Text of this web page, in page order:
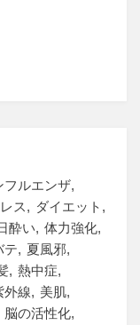
フルエンザ
ス
ダイエット
酔い
体力強化
テ
夏風邪
熱中症
外線
美肌
脳の活性化